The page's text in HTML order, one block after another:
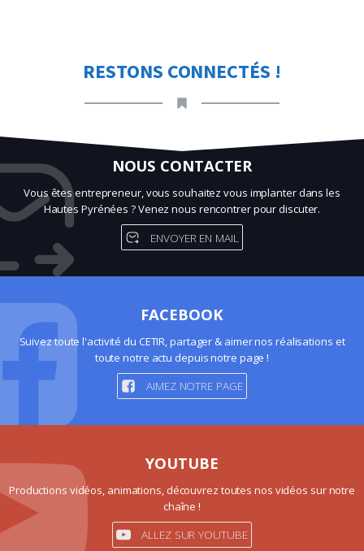
RESTONS CONNECTÉS !
NOUS CONTACTER
Vous êtes entrepreneur, vous souhaitez vous implanter dans les
Hautes Pyrénées ? Venez nous rencontrer pour discuter.
ENVOYER EN MAIL
FACEBOOK
Suivez toute l'activité du CETIR, partager & aimer nos réalisations et
toute notre actu depuis notre page !
AIMEZ NOTRE PAGE
YOUTUBE
Productions vidéos, animations, découvrez toutes nos vidéos sur notre
chaîne !
ALLEZ SUR YOUTUBE